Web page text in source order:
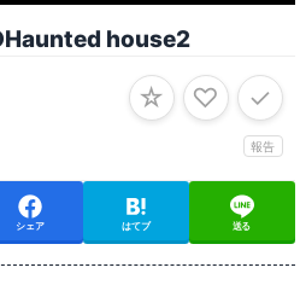
house2
報告
☆ ♡ ✓
シェア はてブ 送る